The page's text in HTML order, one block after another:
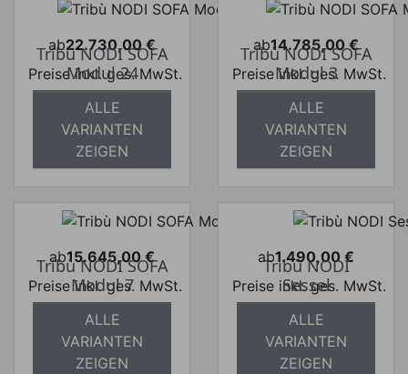
ab
Preis
22.730,00 €
Preise inkl. ges. MwSt.
absolut
versandkostenfrei
Tribù NODI SOFA
Modul 24
ALLE
VARIANTEN
ZEIGEN
ab
Preis
14.785,00 €
Preise inkl. ges. MwSt.
absolut
versandkostenfrei
Tribù NODI SOFA
Modul 3
ALLE
VARIANTEN
ZEIGEN
ab
Preis
15.645,00 €
Preise inkl. ges. MwSt.
absolut
versandkostenfrei
Tribù NODI SOFA
Modul 7
ALLE
VARIANTEN
ZEIGEN
ab
Preis
1.490,00 €
Preise inkl. ges. MwSt.
absolut
versandkostenfrei
Tribù NODI
Sessel
ALLE
VARIANTEN
ZEIGEN